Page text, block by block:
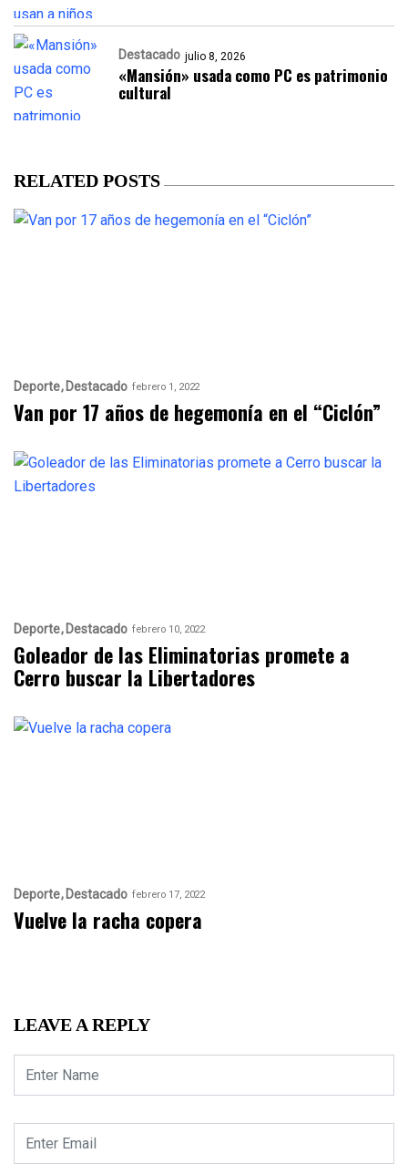
Destacado julio 8, 2026
«Mansión» usada como PC es patrimonio
cultural
RELATED POSTS
Deporte Destacado febrero 1, 2022
Van por 17 años de hegemonía en el “Ciclón”
Deporte Destacado febrero 10, 2022
Goleador de las Eliminatorias promete a
Cerro buscar la Libertadores
Deporte Destacado febrero 17, 2022
Vuelve la racha copera
LEAVE A REPLY